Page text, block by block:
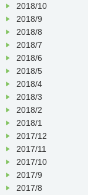
2018/10
2018/9
2018/8
2018/7
2018/6
2018/5
2018/4
2018/3
2018/2
2018/1
2017/12
2017/11
2017/10
2017/9
2017/8